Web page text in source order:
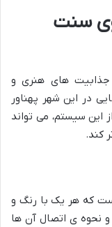
سنت
جذابیت های هنری و
در این شهر پهناور
این سیستم، می تواند
کند.
که هر یک با رنگ و
نحوه ی اتصال آن ها